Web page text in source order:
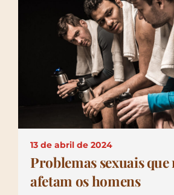
13 de abril de 2024
Problemas sexuais que
afetam os homens